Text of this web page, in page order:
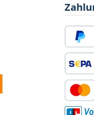
PayPal
Kredit-
SEPA